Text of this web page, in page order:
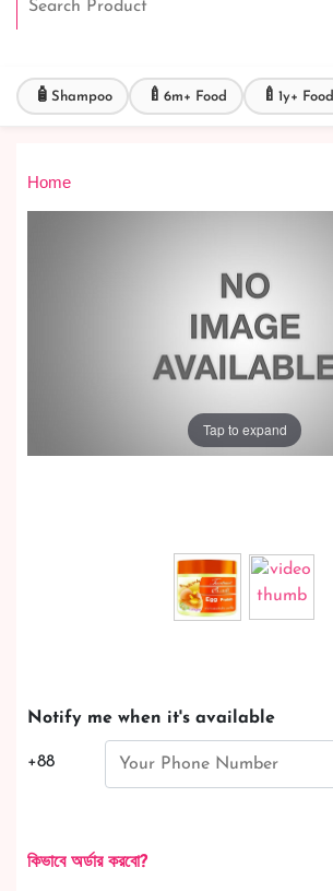
🧴 Shampoo 🍼 6m+ Food 🍼 1y+ Food
Home
Tap to expand
Notify me when it's available
+88
কিভাবে অর্ডার করবো?